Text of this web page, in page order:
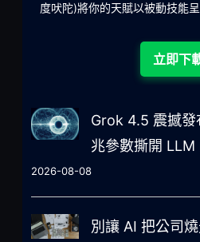
立即下
Grok 4.5 震撼發
兆參數撕開 LLM
2026-08-08
別讓 AI 把公司